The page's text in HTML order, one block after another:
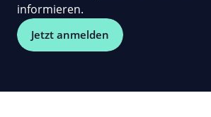
informieren.
Jetzt anmelden